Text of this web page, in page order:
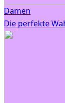
Damen
Die perfekte